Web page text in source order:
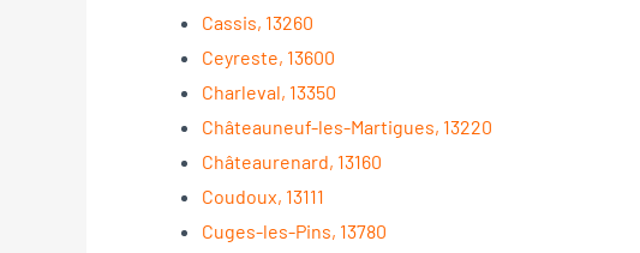
Cassis, 13260
Ceyreste, 13600
Charleval, 13350
Châteauneuf-les-Martigues, 13220
Châteaurenard, 13160
Coudoux, 13111
Cuges-les-Pins, 13780